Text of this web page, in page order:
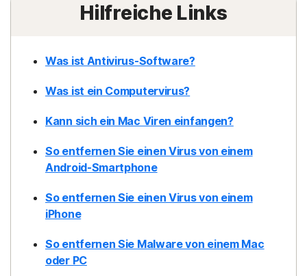
Hilfreiche Links
Was ist Antivirus-Software?
Was ist ein Computervirus?
Kann sich ein Mac Viren einfangen?
So entfernen Sie einen Virus von einem
Android-Smartphone
So entfernen Sie einen Virus von einem
iPhone
So entfernen Sie Malware von einem Mac
oder PC